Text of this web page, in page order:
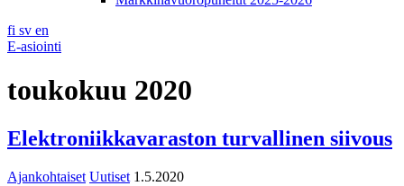
fi sv en
E-asiointi
toukokuu 2020
Elektroniikkavaraston turvallinen siivous
Ajankohtaiset Uutiset 1.5.2020